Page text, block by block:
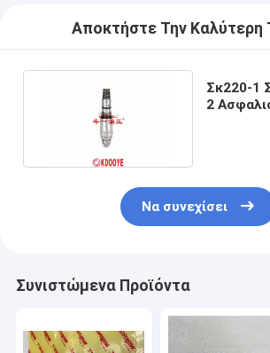
Αποκτήστε Την Καλύτερη
Σκ220-1
2
Να συνεχίσει
Συνιστώμενα Προϊόντα